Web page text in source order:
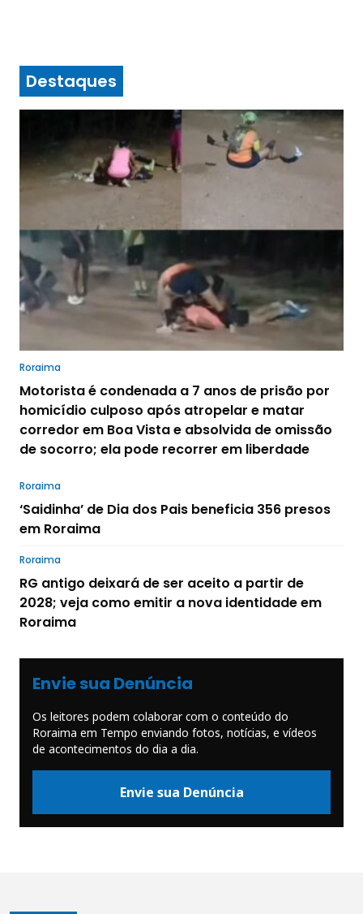
Destaques
Roraima
Motorista é condenada a 7 anos de prisão por
homicídio culposo após atropelar e matar
corredor em Boa Vista e absolvida de omissão
de socorro; ela pode recorrer em liberdade
Roraima
‘Saidinha’ de Dia dos Pais beneficia 356 presos
em Roraima
Roraima
RG antigo deixará de ser aceito a partir de
2028; veja como emitir a nova identidade em
Roraima
Envie sua Denúncia
Os leitores podem colaborar com o conteúdo do
Roraima em Tempo enviando fotos, notícias, e vídeos
de acontecimentos do dia a dia.
Envie sua Denúncia